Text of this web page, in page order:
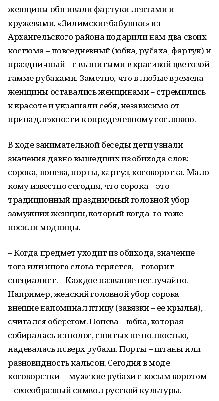
женщины обшивали фартуки лентами и
кружевами. «Зилимские бабушки» из
Архангельского района подарили нам два своих
костюма – повседневный (юбка, рубаха, фартук) и
праздничный – с вышитыми в красивой цветовой
гамме рубахами. Заметно, что в любые времена
женщины оставались женщинами – стремились
к красоте и украшали себя, независимо от
принадлежности к определенному сословию.
В ходе занимательной беседы дети узнали
значения давно вышедших из обихода слов:
сорока, понева, порты, картуз, косоворотка. Мало
кому известно сегодня, что сорока – это
традиционный праздничный головной убор
замужних женщин, который когда-то тоже
носили модницы.
– Когда предмет уходит из обихода, значение
того или иного слова теряется, – говорит
специалист. – Каждое название неслучайно.
Например, женский головной убор сорока
внешне напоминал птицу (завязки – ее крылья),
считался оберегом. Понева – юбка, которая
собиралась из полос, сшитых не полностью,
надевалась поверх рубахи. Порты – штаны или
разновидность кальсон. Сегодня в моде
косоворотки – мужские рубахи с косым воротом
– своеобразный символ русской культуры.